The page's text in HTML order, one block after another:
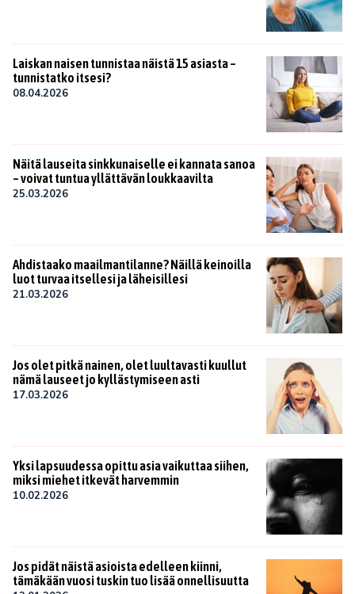
Laiskan naisen tunnistaa näistä 15 asiasta –
tunnistatko itsesi?
08.04.2026
Näitä lauseita sinkkunaiselle ei kannata sanoa
– voivat tuntua yllättävän loukkaavilta
25.03.2026
Ahdistaako maailmantilanne? Näillä keinoilla
luot turvaa itsellesi ja läheisillesi
21.03.2026
Jos olet pitkä nainen, olet luultavasti kuullut
nämä lauseet jo kyllästymiseen asti
17.03.2026
Yksi lapsuudessa opittu asia vaikuttaa siihen,
miksi miehet itkevät harvemmin
10.02.2026
Jos pidät näistä asioista edelleen kiinni,
tämäkään vuosi tuskin tuo lisää onnellisuutta